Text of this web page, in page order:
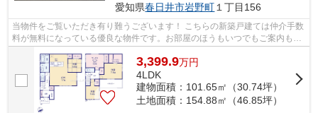
愛知県春日井市岩野町 １丁目156
当物件をご覧いただき有り難うございます！ こちらの新築戸建ては仲介手数
料が無料になっている優良な物件です。お部屋のほうもいつでもご案内もさ
3,399.9万円
4LDK
建物面積：101.65㎡（30.74坪）
土地面積：154.88㎡（46.85坪）